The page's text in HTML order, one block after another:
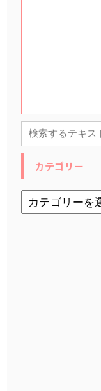
カテゴリー